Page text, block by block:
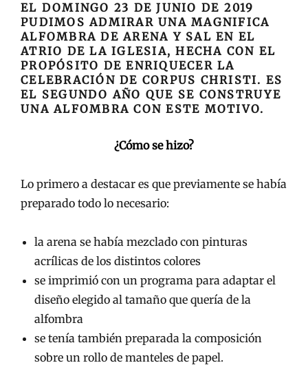
EL DOMINGO 23 DE JUNIO DE 2019
PUDIMOS ADMIRAR UNA MAGNIFICA
ALFOMBRA DE ARENA Y SAL EN EL
ATRIO DE LA IGLESIA, HECHA CON EL
PROPÓSITO DE ENRIQUECER LA
CELEBRACIÓN DE CORPUS CHRISTI. ES
EL SEGUNDO AÑO QUE SE CONSTRUYE
UNA ALFOMBRA CON ESTE MOTIVO.
¿Cómo se hizo?
Lo primero a destacar es que previamente se había
preparado todo lo necesario:
la arena se había mezclado con pinturas
acrílicas de los distintos colores
se imprimió con un programa para adaptar el
diseño elegido al tamaño que quería de la
alfombra
se tenía también preparada la composición
sobre un rollo de manteles de papel.